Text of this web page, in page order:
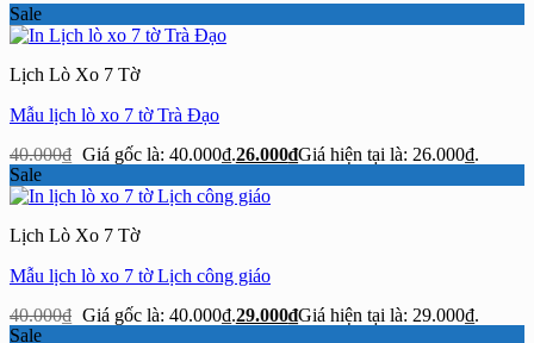
Sale
Lịch Lò Xo 7 Tờ
Mẫu lịch lò xo 7 tờ Trà Đạo
40.000₫ Giá gốc là: 40.000₫.26.000₫Giá hiện tại là: 26.000₫.
Sale
Lịch Lò Xo 7 Tờ
Mẫu lịch lò xo 7 tờ Lịch công giáo
40.000₫ Giá gốc là: 40.000₫.29.000₫Giá hiện tại là: 29.000₫.
Sale